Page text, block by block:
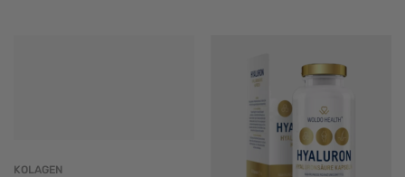
KOLAGEN